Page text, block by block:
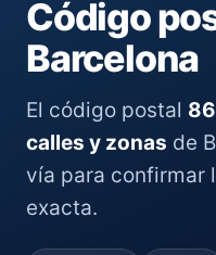
Código
Barcelona
El código postal
calles y zonas de
vía para confirmar
exacta.